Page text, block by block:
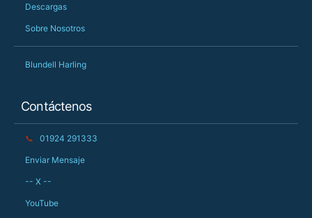
Descargas
Sobre Nosotros
Blundell Harling
Contáctenos
📞 01924 291333
Enviar Mensaje
-- X --
YouTube